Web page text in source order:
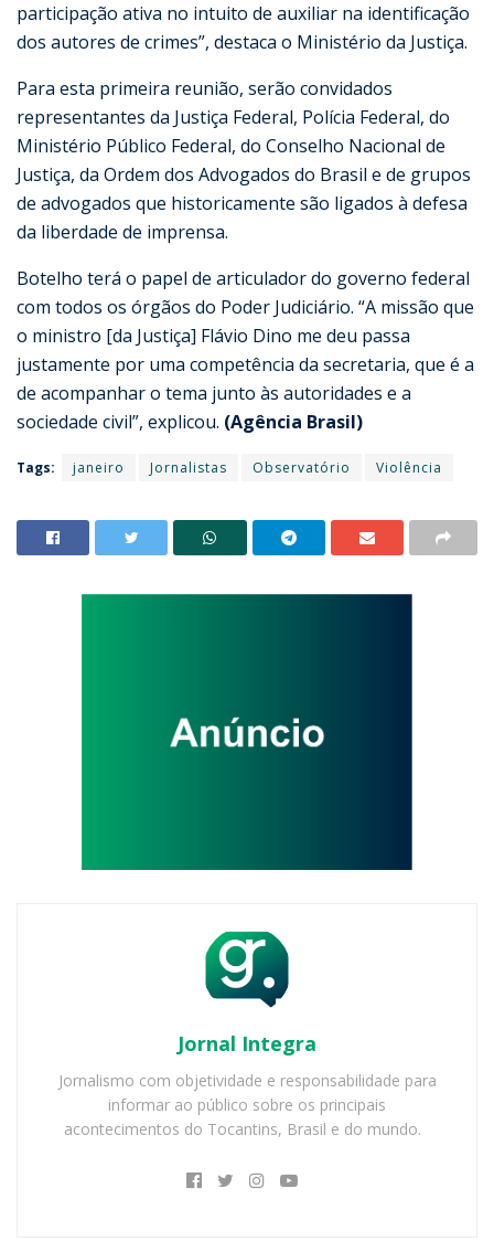
participação ativa no intuito de auxiliar na identificação
dos autores de crimes”, destaca o Ministério da Justiça.
Para esta primeira reunião, serão convidados
representantes da Justiça Federal, Polícia Federal, do
Ministério Público Federal, do Conselho Nacional de
Justiça, da Ordem dos Advogados do Brasil e de grupos
de advogados que historicamente são ligados à defesa
da liberdade de imprensa.
Botelho terá o papel de articulador do governo federal
com todos os órgãos do Poder Judiciário. “A missão que
o ministro [da Justiça] Flávio Dino me deu passa
justamente por uma competência da secretaria, que é a
de acompanhar o tema junto às autoridades e a
sociedade civil”, explicou. (Agência Brasil)
Tags: janeiro Jornalistas Observatório Violência
Jornal Integra
Jornalismo com objetividade e responsabilidade para
informar ao público sobre os principais
acontecimentos do Tocantins, Brasil e do mundo.